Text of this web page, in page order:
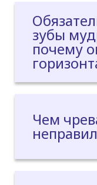
зубы
почему
Чем